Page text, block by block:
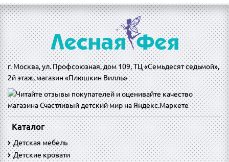
г. Москва, ул. Профсоюзная, дом 109, ТЦ «Семьдесят седьмой»,
2й этаж, магазин «Плюшкин Вилль»
Каталог
Детская мебель
Детские кровати